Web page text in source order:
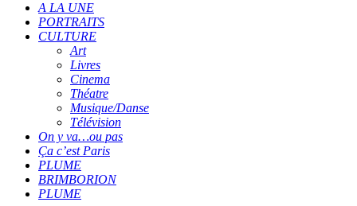
A LA UNE
PORTRAITS
CULTURE
Art
Livres
Cinema
Théatre
Musique/Danse
Télévision
On y va…ou pas
Ça c’est Paris
PLUME
BRIMBORION
PLUME